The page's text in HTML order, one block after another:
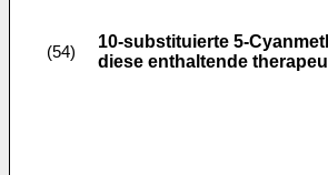
(54)
10-substituierte 5-
diese enthaltende